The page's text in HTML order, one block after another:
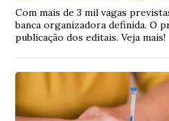
Com mais de 3 mil vagas
banca organizadora definida. O
publicação dos editais. Veja mais!